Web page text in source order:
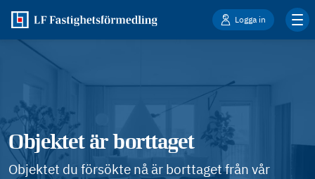
Logga in
Objektet är borttaget
Objektet du försökte nå är borttaget från vår